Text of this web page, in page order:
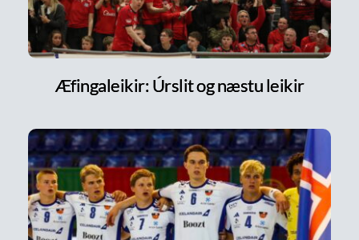
Æfingaleikir: Úrslit og næstu leikir